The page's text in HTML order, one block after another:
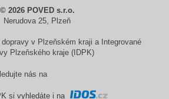
© 2026 POVED s.r.o.
Nerudova 25, Plzeň
v Plzeňském kraji a Integrované
Plzeňského kraje (IDPK)
nás na
si vyhledáte i na